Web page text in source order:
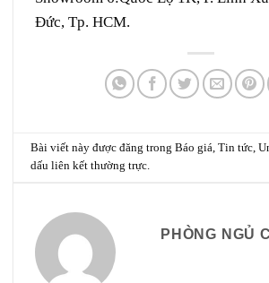
Đức, Tp. HCM.
Bài viết này được đăng trongBáo giá,Tin tức,
dấuliên kết thường trực.
PHÒNG NGỦ